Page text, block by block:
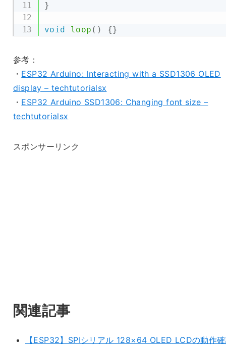
}
void loop ( ) {}
参考：
・ ESP32 Arduino: Interacting with a SSD1306 OLED
display – techtutorialsx
・ ESP32 Arduino SSD1306: Changing font size –
techtutorialsx
スポンサーリンク
関連記事
【ESP32】SPIシリアル 128×64 OLED LCDの動作